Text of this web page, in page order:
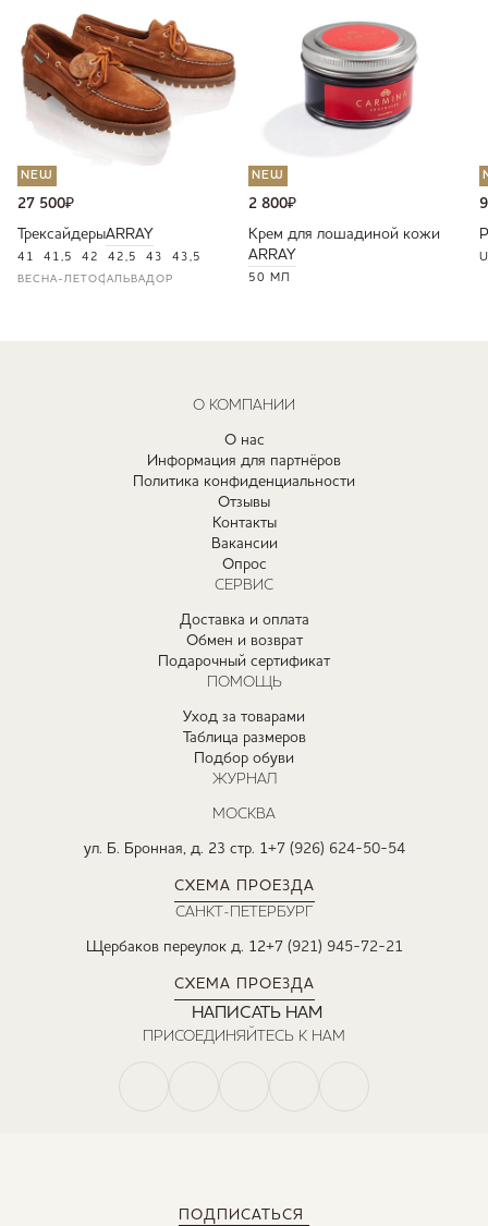
NEW
27 500₽
ТрексайдерыARRAY
41 41,5 42 42,5 43 43,5
ВЕСНА-ЛЕТОСАЛЬВАДОР
NEW
2 800₽
Крем для лошадиной кожи
ARRAY
50 МЛ
ПОДПИСАТЬСЯ
О КОМПАНИИ
О нас
Информация для партнёров
Политика конфиденциальности
Отзывы
Контакты
Вакансии
Опрос
СЕРВИС
Доставка и оплата
Обмен и возврат
Подарочный сертификат
ПОМОЩЬ
Уход за товарами
Таблица размеров
Подбор обуви
ЖУРНАЛ
МОСКВА
ул. Б. Бронная, д. 23 стр. 1+7 (926) 624-50-54
СХЕМА ПРОЕЗДА
САНКТ-ПЕТЕРБУРГ
Щербаков переулок д. 12+7 (921) 945-72-21
СХЕМА ПРОЕЗДА
НАПИСАТЬ НАМ
ПРИСОЕДИНЯЙТЕСЬ К НАМ